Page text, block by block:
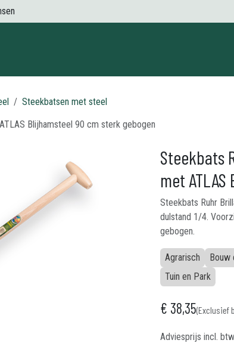
Steekbatsen met steel
Blijhamsteel 90 cm sterk gebogen
Steekbats
met
Steekbats Ruhr
dulstand 1/4.
gebogen.
Agrarisch Bouw
Tuin en Park
€ 38,35(Exclusief
Adviesprijs incl. btw